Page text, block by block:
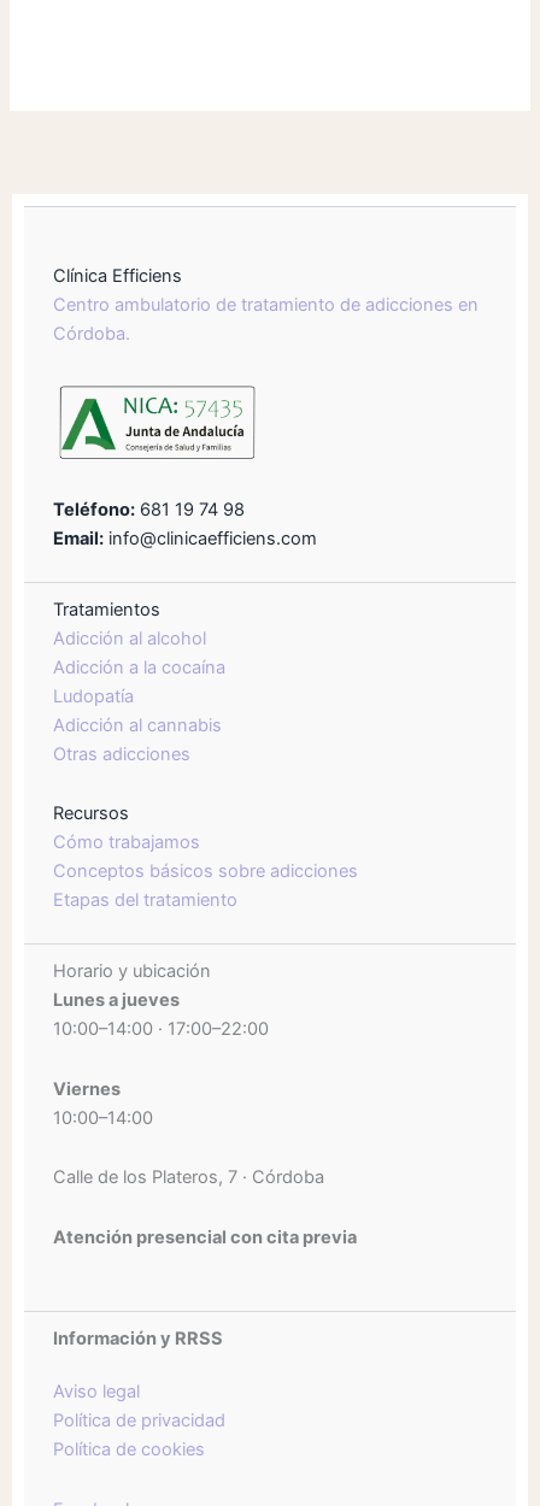
Clínica Efficiens
Centro ambulatorio de tratamiento de adicciones en
Córdoba.
Teléfono: 681 19 74 98
Email: info@clinicaefficiens.com
Tratamientos
Adicción al alcohol
Adicción a la cocaína
Ludopatía
Adicción al cannabis
Otras adicciones
Recursos
Cómo trabajamos
Conceptos básicos sobre adicciones
Etapas del tratamiento
Horario y ubicación
Lunes a jueves
10:00–14:00 · 17:00–22:00
Viernes
10:00–14:00
Calle de los Plateros, 7 · Córdoba
Atención presencial con cita previa
Información y RRSS
Aviso legal
Política de privacidad
Política de cookies